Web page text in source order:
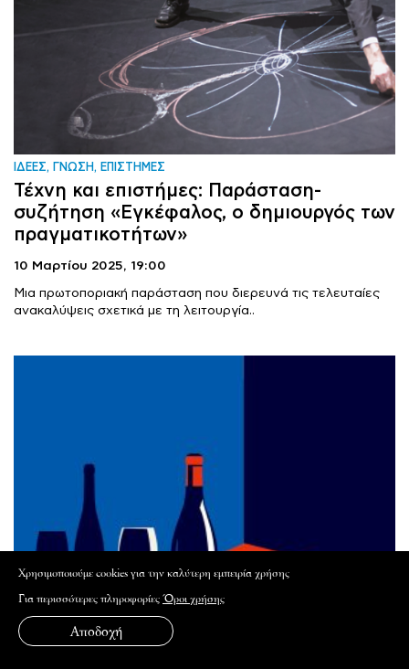
ΙΔΕΕΣ, ΓΝΩΣΗ, ΕΠΙΣΤΗΜΕΣ
Τέχνη και επιστήμες: Παράσταση-
συζήτηση «Εγκέφαλος, ο δημιουργός των
πραγματικοτήτων»
10 Μαρτίου 2025, 19:00
Μια πρωτοποριακή παράσταση που διερευνά τις τελευταίες
ανακαλύψεις σχετικά με τη λειτουργία..
Xρησιμοποιούμε cookies για την καλύτερη εμπειρία χρήσης
Για περισσότερες πληροφορίεςΌροι χρήσης
Αποδοχή